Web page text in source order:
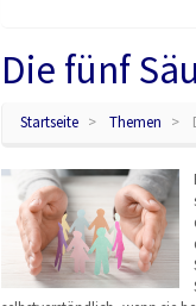
Die fünf
Startseite Themen